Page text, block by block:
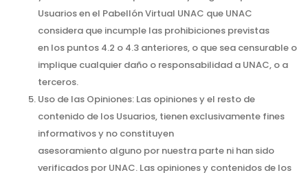
Usuarios en el Pabellón Virtual UNAC que UNAC
considera que incumple las prohibiciones previstas
en los puntos 4.2 o 4.3 anteriores, o que sea censurable o
implique cualquier daño o responsabilidad a UNAC, o a
terceros.
Uso de las Opiniones: Las opiniones y el resto de
contenido de los Usuarios, tienen exclusivamente fines
informativos y no constituyen
asesoramiento alguno por nuestra parte ni han sido
verificados por UNAC. Las opiniones y contenidos de los